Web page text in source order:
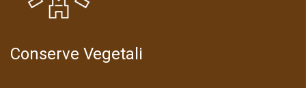
Conserve Vegetali